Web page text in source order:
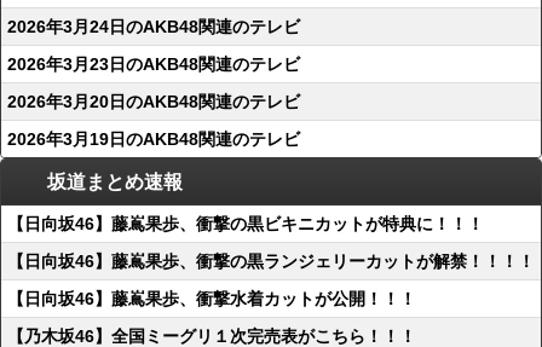
2026年3月24日のAKB48関連のテレビ
2026年3月23日のAKB48関連のテレビ
2026年3月20日のAKB48関連のテレビ
2026年3月19日のAKB48関連のテレビ
坂道まとめ速報
【日向坂46】藤嶌果歩、衝撃の黒ビキニカットが特典に！！！
【日向坂46】藤嶌果歩、衝撃の黒ランジェリーカットが解禁！！！！
【日向坂46】藤嶌果歩、衝撃水着カットが公開！！！
【乃木坂46】全国ミーグリ１次完売表がこちら！！！